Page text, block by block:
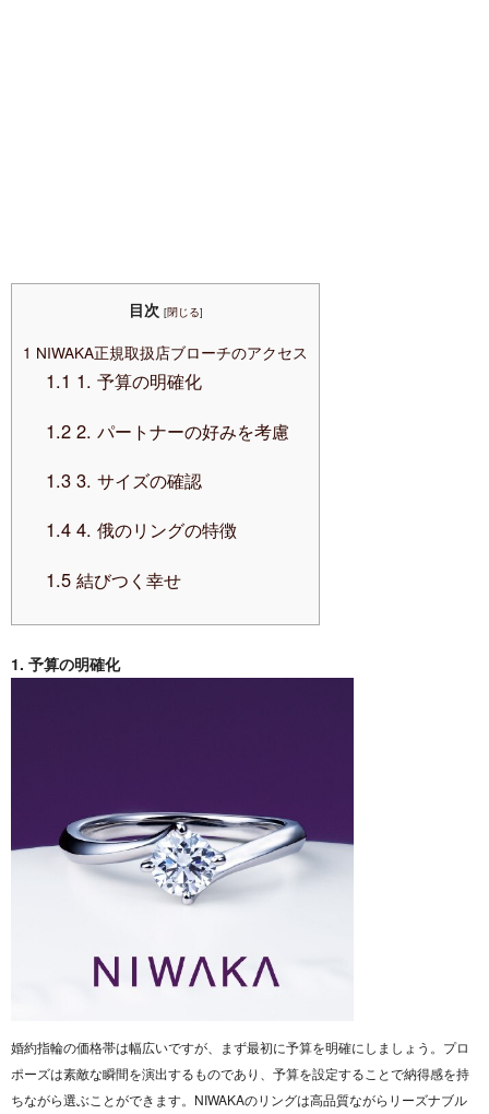
目次 [閉じる]
1 NIWAKA正規取扱店ブローチのアクセス
1.1 1. 予算の明確化
1.22. パートナーの好みを考慮
1.33. サイズの確認
1.44. 俄のリングの特徴
1.5結びつく幸せ
1. 予算の明確化
婚約指輪の価格帯は幅広いですが、まず最初に予算を明確にしましょう。プロ
ポーズは素敵な瞬間を演出するものであり、予算を設定することで納得感を持
ちながら選ぶことができます。NIWAKAのリングは高品質ながらリーズナブル